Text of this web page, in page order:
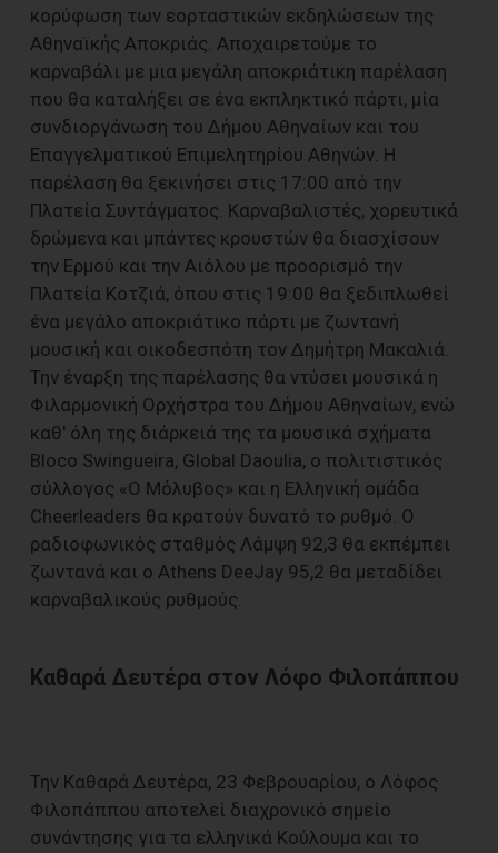
κορύφωση των εορταστικών εκδηλώσεων της
Αθηναϊκής Αποκριάς. Αποχαιρετούμε το
καρναβάλι με μια μεγάλη αποκριάτικη παρέλαση
που θα καταλήξει σε ένα εκπληκτικό πάρτι, μία
συνδιοργάνωση του Δήμου Αθηναίων και του
Επαγγελματικού Επιμελητηρίου Αθηνών. Η
παρέλαση θα ξεκινήσει στις 17:00 από την
Πλατεία Συντάγματος. Καρναβαλιστές, χορευτικά
δρώμενα και μπάντες κρουστών θα διασχίσουν
την Ερμού και την Αιόλου με προορισμό την
Πλατεία Κοτζιά, όπου στις 19:00 θα ξεδιπλωθεί
ένα μεγάλο αποκριάτικο πάρτι με ζωντανή
μουσική και οικοδεσπότη τον Δημήτρη Μακαλιά.
Την έναρξη της παρέλασης θα ντύσει μουσικά η
Φιλαρμονική Ορχήστρα του Δήμου Αθηναίων, ενώ
καθ' όλη της διάρκειά της τα μουσικά σχήματα
Bloco Swingueira, Global Daoulia, ο πολιτιστικός
σύλλογος «Ο Μόλυβος» και η Ελληνική ομάδα
Cheerleaders θα κρατούν δυνατό το ρυθμό. Ο
ραδιοφωνικός σταθμός Λάμψη 92,3 θα εκπέμπει
ζωντανά και ο Athens DeeJay 95,2 θα μεταδίδει
καρναβαλικούς ρυθμούς.
Καθαρά Δευτέρα στον Λόφο Φιλοπάππου
Την Καθαρά Δευτέρα, 23 Φεβρουαρίου, ο Λόφος
Φιλοπάππου αποτελεί διαχρονικό σημείο
συνάντησης για τα ελληνικά Κούλουμα και το